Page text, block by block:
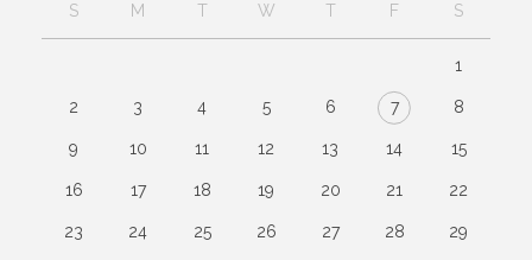
S M T W T F S
1
2 3 4 5 6 7 8
9 10 11 12 13 14 15
16 17 18 19 20 21 22
23 24 25 26 27 28 29